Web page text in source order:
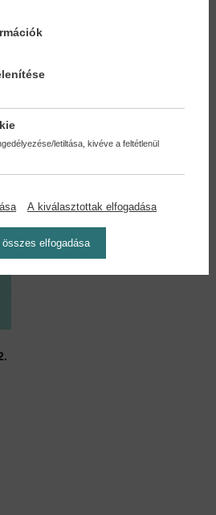
letiltása, kivéve a feltétlenül
A kiválasztottak elfogadása
elfogadása